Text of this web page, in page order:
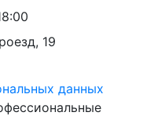
19
данных